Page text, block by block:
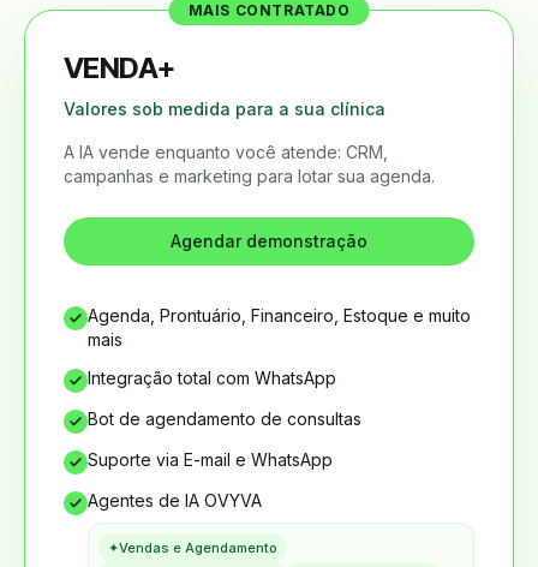
MAIS CONTRATADO
VENDA+
Valores sob medida para a sua clínica
A IA vende enquanto você atende: CRM,
campanhas e marketing para lotar sua agenda.
Agendar demonstração
Agenda, Prontuário, Financeiro, Estoque e muito
mais
Integração total com WhatsApp
Bot de agendamento de consultas
Suporte via E-mail e WhatsApp
Agentes de IA OVYVA
✦Vendas e Agendamento